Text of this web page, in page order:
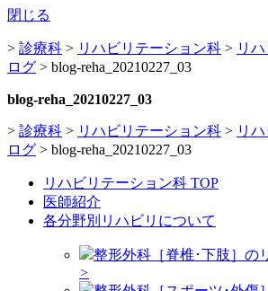
閉じる
> 診療科 > リハビリテーション科 > リ
ログ > blog-reha_20210227_03
blog-reha_20210227_03
> 診療科 > リハビリテーション科 > リ
ログ > blog-reha_20210227_03
リハビリテーション科 TOP
医師紹介
各分野別リハビリについて
整形外科［脊椎･下肢］の
>